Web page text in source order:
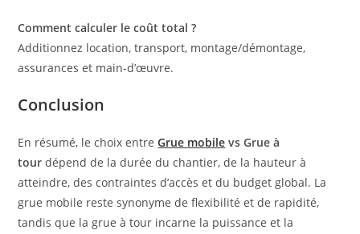
Comment calculer le coût total ?
Additionnez location, transport, montage/démontage,
assurances et main-d’œuvre.
Conclusion
En résumé, le choix entreGrue mobile vs Grue à
tour dépend de la durée du chantier, de la hauteur à
atteindre, des contraintes d’accès et du budget global. La
grue mobile reste synonyme de flexibilité et de rapidité,
tandis que la grue à tour incarne la puissance et la